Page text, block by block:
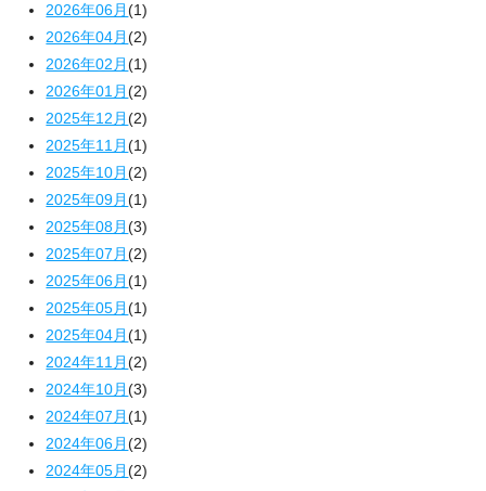
2026年06月(1)
2026年04月(2)
2026年02月(1)
2026年01月(2)
2025年12月(2)
2025年11月(1)
2025年10月(2)
2025年09月(1)
2025年08月(3)
2025年07月(2)
2025年06月(1)
2025年05月(1)
2025年04月(1)
2024年11月(2)
2024年10月(3)
2024年07月(1)
2024年06月(2)
2024年05月(2)